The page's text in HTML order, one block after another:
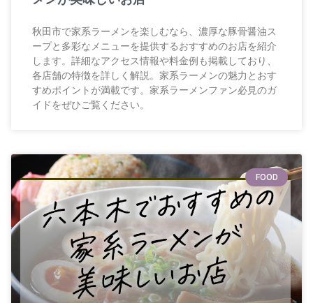
秋田市で家系ラーメンを楽しむなら、濃厚な豚骨醤油ス
ープと多彩なメニューを提供するおすすめのお店を紹介
します。詳細なアクセス情報や料金例も掲載しており、
各店舗の特徴を詳しく解説。家系ラーメンの魅力とおす
すめポイントが満載です。家系ラーメンファン必見のガ
イドをぜひご覧ください。
FOOD